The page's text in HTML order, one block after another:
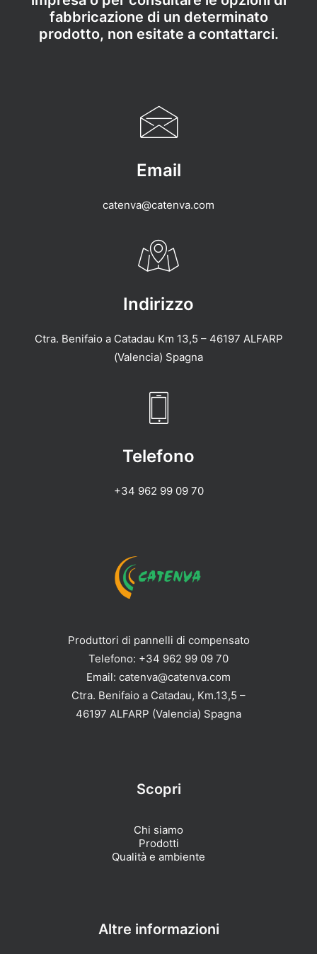
fabbricazione di un determinato
prodotto, non esitate a contattarci.
Email
catenva@catenva.com
Indirizzo
Ctra. Benifaio a Catadau Km 13,5 – 46197 ALFARP
(Valencia) Spagna
Telefono
+34 962 99 09 70
Produttori di pannelli di compensato
Telefono: +34 962 99 09 70
Email: catenva@catenva.com
Ctra. Benifaio a Catadau, Km.13,5 –
46197 ALFARP (Valencia) Spagna
Scopri
Chi siamo
Prodotti
Qualità e ambiente
Altre informazioni